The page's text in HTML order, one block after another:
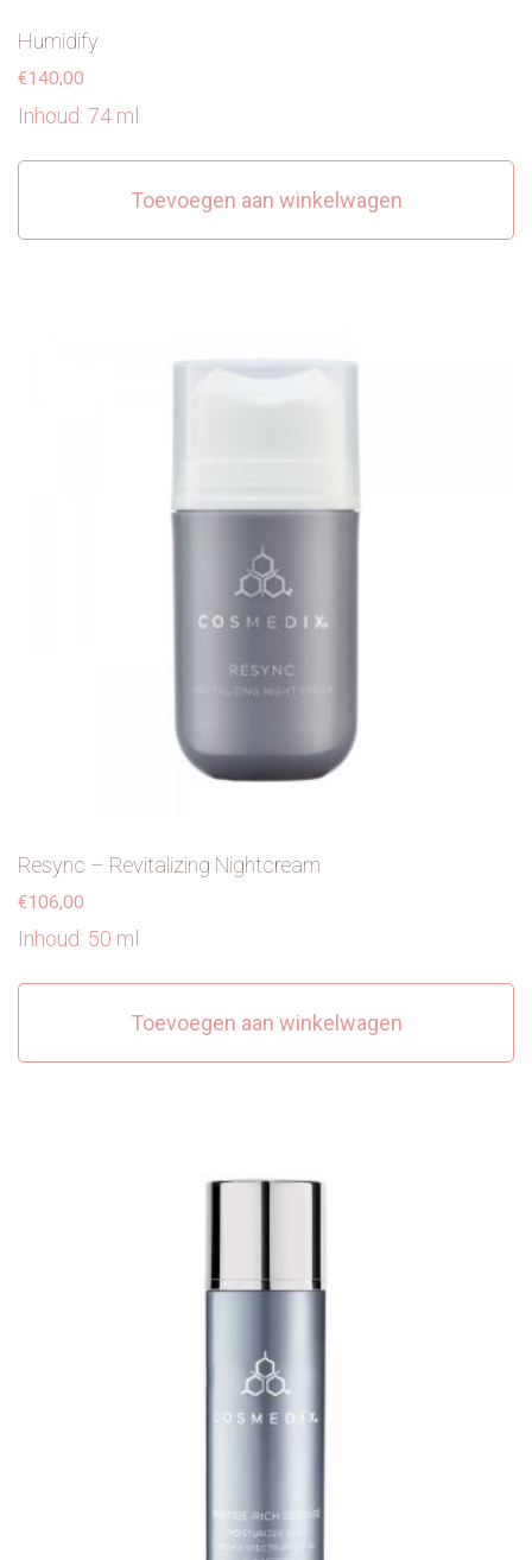
Humidify
€140,00
Inhoud: 74 ml
Toevoegen aan winkelwagen
Resync – Revitalizing Nightcream
€106,00
Inhoud: 50 ml
Toevoegen aan winkelwagen